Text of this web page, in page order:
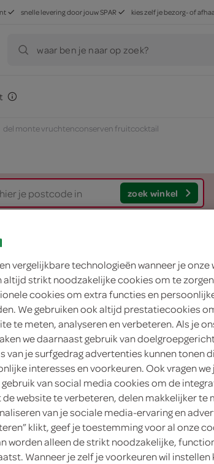
snelle levering door jouw SPAR kies zelf je bezorg- of
waar ben je naar op zoek?
del monte vruchtenconserven fruitcocktail
zoek winkel
Del Monte
Del Monte
2.
19
227 Gram
in winkelmand
Let op: aanbiedingen zijn niet
verwerkt in de winkelmand.
vergelijkbare technologieën wanneer je onze
altijd strikt noodzakelijke cookies om te
cookies om extra functies en
We gebruiken ook altijd prestatiecookies
te meten, analyseren en verbeteren. Als je
we daarnaast gebruik van
van je surfgedrag advertenties kunnen tonen
interesses en voorkeuren. Ook vragen we
van social media cookies om de
website te verbeteren, delen makkelijker te
van je sociale media-ervaring en
klikt, geef je toestemming voor al onze
worden alleen de strikt noodzakelijke,
Wanneer je zelf je voorkeuren wil instellen